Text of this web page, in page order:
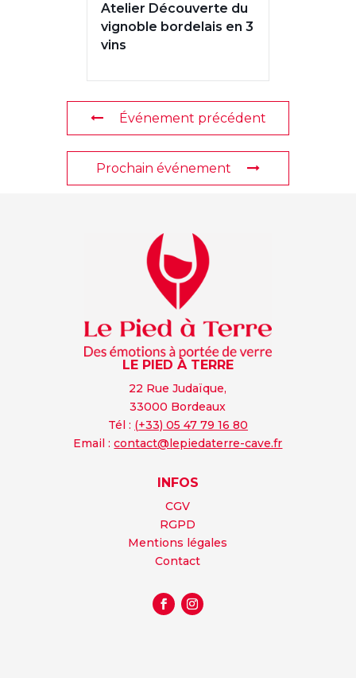
Atelier Découverte du
vignoble bordelais en 3
vins
Événement précédent
Prochain événement
LE PIED À TERRE
22 Rue Judaïque,
33000 Bordeaux
Tél : (+33) 05 47 79 16 80
Email :contact@lepiedaterre-cave.fr
INFOS
CGV
RGPD
Mentions légales
Contact